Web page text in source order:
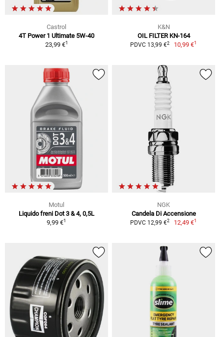
Castrol
4T Power 1 Ultimate 5W-40
23,99 €1
K&N
OIL FILTER KN-164
PDVC 13,99 €2 10,99 €1
Motul
Liquido freni Dot 3 & 4, 0,5L
9,99 €1
NGK
Candela Di Accensione
PDVC 12,99 €2 12,49 €1